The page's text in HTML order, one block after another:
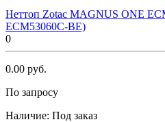
Неттоп Zotac MAGNUS ONE
ECM53060C-BE)
0
0.00 руб.
По запросу
Наличие: Под заказ